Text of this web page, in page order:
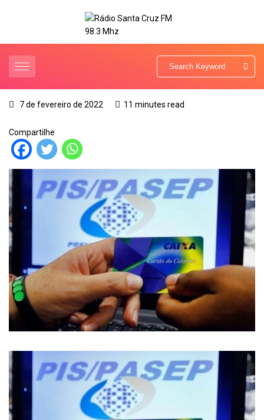
7 de fevereiro de 2022 11 minutes read
Compartilhe